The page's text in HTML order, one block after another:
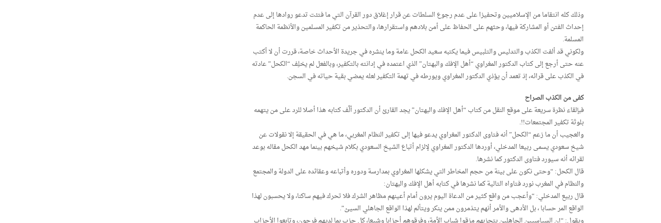
وذلك كله انتقاما من الإسلاميين وتحفيزا على عدم رجوع السلطات عن قرار إغلاق دور القرآن التي ما فتئت تدعو روادها إلى عدم
إحداث الفتن أو المشاركة فيها، وحثهم على الحفاظ على أمن بلادهم واستقرارها، والتحذير من تكفير المسلمين والأنظمة الحاكمة
المسلمة.
ولكوني قد ألفت الكذب والتدليس والتلبيس فيما يكتبه سعيد الكحل عامة وما ينشره في جريدة الأحداث خاصة، قررت أن لا أكتب
عنه حتى أرجع إلى كتاب الدكتور المغراوي “أهل الإفك والبهتان” الذي اعتمده في إدانته بالتكفير، وبالفعل لم يخلِف “الكحل” عادته
في الكذب على قرائه، إذ تعمد أن يؤذي الدكتور المغراوي ويورطه في تهمة التكفير لعله يمضي بقية حياته في السجن.
كفى من الكذب الصراح
فبإلقاء نظرة سريعة على موقع النقل من كتاب “أهل الإفك والبهتان” يجد القارئ أن الدكتور ألَّف كتابه هذا أصلا للرد على من يتهمه
بلوثة تكفير المجتمعات!!.
والعجيب أن ما زعم “الكحل” أنه فتاوى الدكتور المغراوي يدعو فيها إلى تكفير النظام المغربي، ما هي في الحقيقة إلا نقولات عن
شيخ سعودي يسمى ربيعا المدخلي، أوردها الدكتور المغراوي لإلزام أتباع الشيخ السعودي بكلام شيخهم بينما مهد الكحل مقاله بوعد
لقرائه أنه سيورد فتاوى الدكتور كما نشرها.
قال الكحل: “وحتى نكون على بينة من حجم المخاطر التي يشكلها المغراوي بمدارسة ودوره وأتباعه وعقائده على الدولة والمجتمع
والنظام في المغرب نورد فتاواه التالية كما نشرها في كتابه أهل الإفك والبهتان:
قال ربيع المدخلي: “وأعجب من واقع كثير من الدعاة اليوم يرون أمام أعينهم مظاهر الشرك فلا تحرك فيهم ساكنا، ولا يحسبون لهذا
الواقع المر حسابا ، بل الأدهى والأمر أنهم يتذمرون ممن ينكر ويتألم لهذا الواقع الجاهلي السيئ”.